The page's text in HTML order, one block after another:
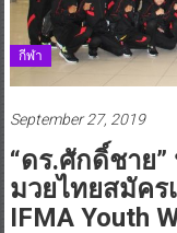
กีฬา
September 27, 2019
“ดร.ศักดิ์ชาย
มวยไทยสมัค
IFMA Youth